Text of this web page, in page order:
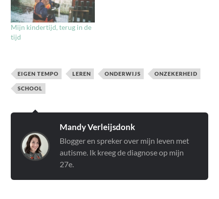
Mijn kindertijd, terug in de
tijd
EIGEN TEMPO LEREN ONDERWIJS ONZEKERHEID
SCHOOL
Mandy Verleijsdonk
Blogger en spreker over mijn leven met
autisme. Ik kreeg de diagnose op mijn
27e.